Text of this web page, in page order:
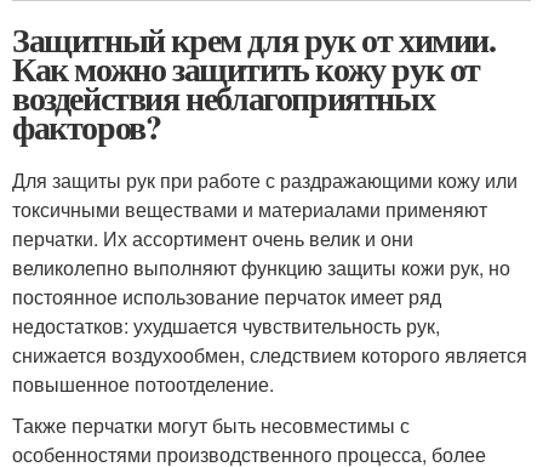
Защитный крем для рук от химии.
Как можно защитить кожу рук от
воздействия неблагоприятных
факторов?
Для защиты рук при работе с раздражающими кожу или
токсичными веществами и материалами применяют
перчатки. Их ассортимент очень велик и они
великолепно выполняют функцию защиты кожи рук, но
постоянное использование перчаток имеет ряд
недостатков: ухудшается чувствительность рук,
снижается воздухообмен, следствием которого является
повышенное потоотделение.
Также перчатки могут быть несовместимы с
особенностями производственного процесса, более